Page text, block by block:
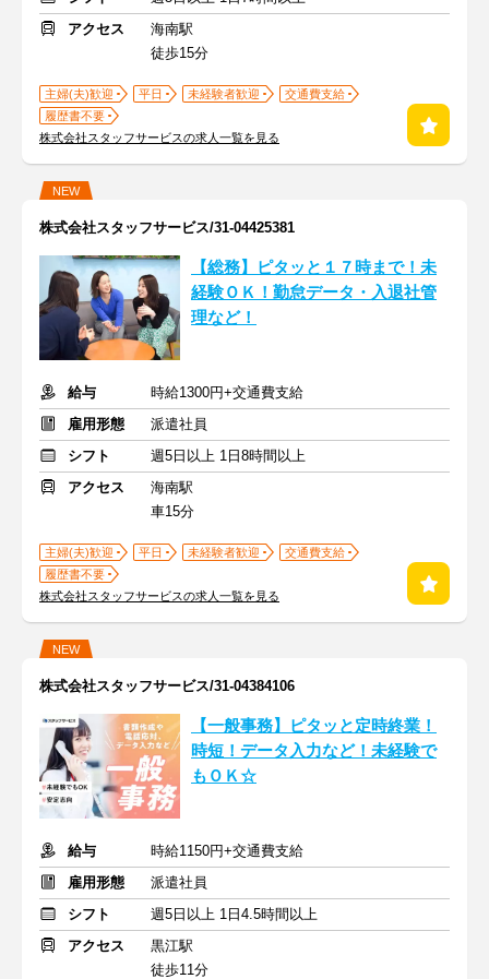
アクセス
海南駅
徒歩15分
主婦(夫)歓迎 平日 未経験者歓迎
交通費支給
履歴書不要
株式会社スタッフサービスの求人一覧を見る
NEW
株式会社スタッフサービス/31-04425381
【総務】ピタッと１７時まで！未
経験ＯＫ！勤怠データ・入退社管
理など！
給与
時給1300円+交通費支給
雇用形態
派遣社員
シフト
週5日以上 1日8時間以上
アクセス
海南駅
車15分
主婦(夫)歓迎 平日 未経験者歓迎
交通費支給
履歴書不要
株式会社スタッフサービスの求人一覧を見る
NEW
株式会社スタッフサービス/31-04384106
【一般事務】ピタッと定時終業！
時短！データ入力など！未経験で
もＯＫ☆
給与
時給1150円+交通費支給
雇用形態
派遣社員
シフト
週5日以上 1日4.5時間以上
アクセス
黒江駅
徒歩11分